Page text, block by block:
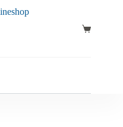
Warenkorb